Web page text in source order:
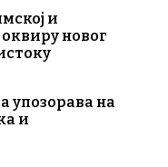
и
оквиру новог
упозорава на
и